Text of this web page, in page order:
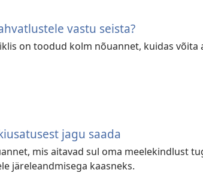
vastu seista?
on toodud kolm nõuannet, kuidas võita
jagu saada
mis aitavad sul oma meelekindlust
järeleandmisega kaasneks.